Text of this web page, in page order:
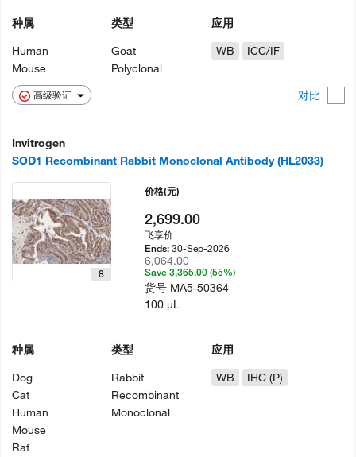
高级验证 对比
种属
Human
Mouse
类型
Goat
Polyclonal
应用
WB
ICC/IF
Invitrogen
SOD1 Recombinant Rabbit Monoclonal Antibody (HL2033)
8
种属
Dog
Cat
Human
Mouse
Rat
类型
Rabbit
Recombinant
Monoclonal
应用
WB
IHC (P)
价格(元)
2,699.00
飞享价
Ends:30-Sep-2026
6,064.00
Save 3,365.00 (55%)
货号 MA5-50364
100 µL